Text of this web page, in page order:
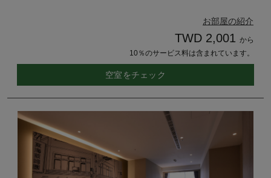
お部屋の紹介
TWD 2,001 から
10％のサービス料は含まれています。
空室をチェック